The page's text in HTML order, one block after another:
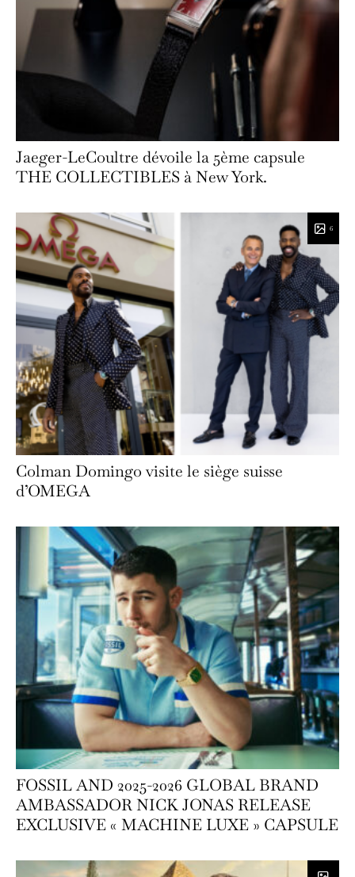
Jaeger-LeCoultre dévoile la 5ème capsule
THE COLLECTIBLES à New York.
6
Colman Domingo visite le siège suisse
d’OMEGA
FOSSIL AND 2025-2026 GLOBAL BRAND
AMBASSADOR NICK JONAS RELEASE
EXCLUSIVE « MACHINE LUXE » CAPSULE